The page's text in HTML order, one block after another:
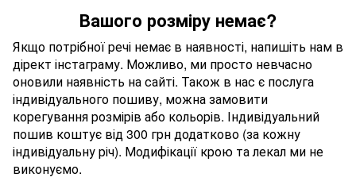
Вашого розміру немає?
Якщо потрібної речі немає в наявності, напишіть нам в
дірект інстаграму. Можливо, ми просто невчасно
оновили наявність на сайті. Також в нас є послуга
індивідуального пошиву, можна замовити
корегування розмірів або кольорів. Індивідуальний
пошив коштує від 300 грн додатково (за кожну
індивідуальну річ). Модифікації крою та лекал ми не
виконуємо.